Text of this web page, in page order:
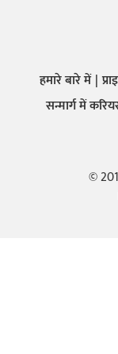
हमारे बारे में
सन्मार्ग में
©